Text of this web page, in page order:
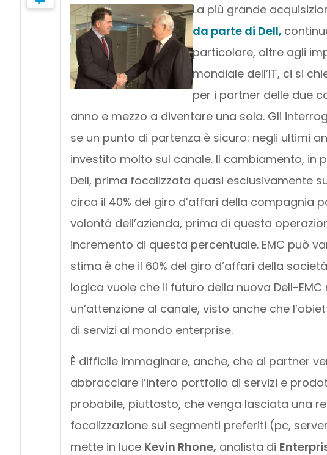
La più grande
da parte di Dell,
particolare, oltre agli
mondiale dell’IT, ci si
per i partner delle due
anno e mezzo a diventare una sola. Gli
se un punto di partenza è sicuro: negli ultimi
investito molto sul canale. Il cambiamento, in
Dell, prima focalizzata quasi esclusivamente
circa il 40% del giro d’affari della compagnia
volontà dell’azienda, prima di questa
incremento di questa percentuale. EMC può
stima è che il 60% del giro d’affari della
logica vuole che il futuro della nuova Dell-
un’attenzione al canale, visto anche che
di servizi al mondo enterprise.
È difficile immaginare, anche, che ai partner
abbracciare l’intero portfolio di servizi e
probabile, piuttosto, che venga lasciata una
focalizzazione sui segmenti preferiti (pc,
mette in luce Kevin Rhone, analista di